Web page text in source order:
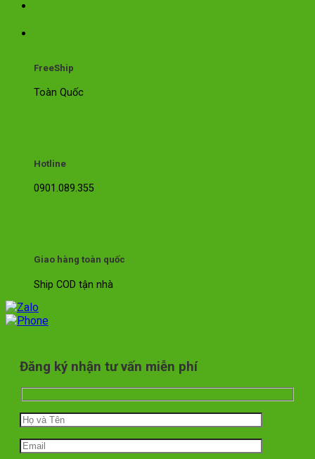
FreeShip
Toàn Quốc
Hotline
0901.089.355
Giao hàng toàn quốc
Ship COD tận nhà
Đăng ký nhận tư vấn miễn phí